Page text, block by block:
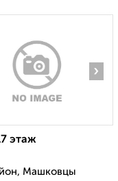
›
этаж
Машковцы